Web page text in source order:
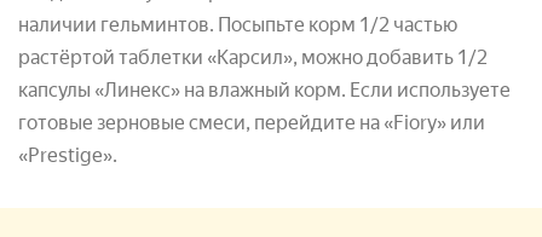
наличии гельминтов. Посыпьте корм 1/2 частью
растёртой таблетки «Карсил», можно добавить 1/2
капсулы «Линекс» на влажный корм. Если используете
готовые зерновые смеси, перейдите на «Fiory» или
«Prestige».